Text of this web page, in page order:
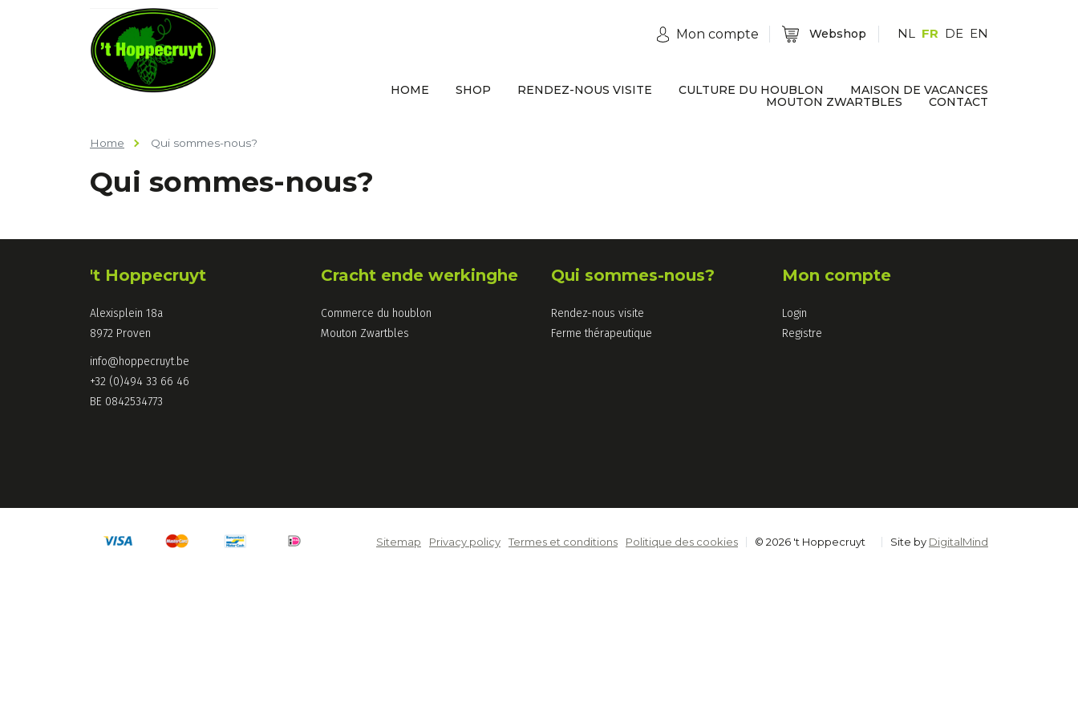
Mon compte Webshop NL FR DE EN
HOME SHOP RENDEZ-NOUS VISITE CULTURE DU HOUBLON
MAISON DE VACANCES
MOUTON ZWARTBLES
CONTACT
Home Qui sommes-nous?
Qui sommes-nous?
't Hoppecruyt
Alexisplein 18a
8972 Proven
info@hoppecruyt.be
+32 (0)494 33 66 46
BE 0842534773
Cracht ende werkinghe
Commerce du houblon
Mouton Zwartbles
Qui sommes-nous?
Rendez-nous visite
Ferme thérapeutique
Mon compte
Login
Registre
Sitemap Privacy policy Termes et conditions Politique des cookies © 2026 't Hoppecruyt Site by DigitalMind